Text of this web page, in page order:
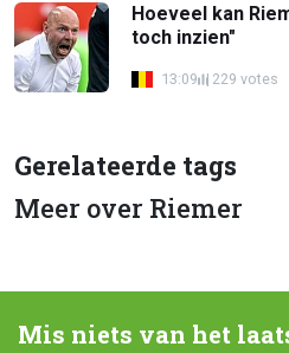
Hoeveel kan
toch inzien"
13:09 229 votes
Gerelateerde tags
Meer over Riemer
Mis niets van het